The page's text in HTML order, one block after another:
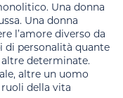
Una donna
Una donna
l’amore diverso da
di personalità quante
determinate.
altre un uomo
della vita